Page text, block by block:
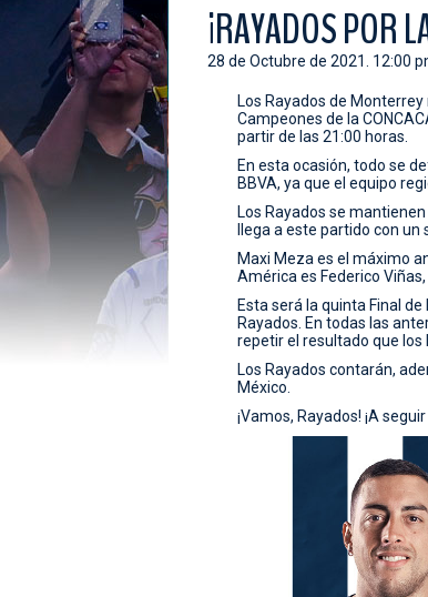
¡RAYADOS POR
28 de Octubre de 2021. 12:00
Los Rayados de
Campeones de la
partir de las 21:00 horas.
En esta ocasión, todo se
BBVA, ya que el equipo
Los Rayados se
llega a este partido con
Maxi Meza es el máximo
América es Federico Viñas,
Esta será la quinta Final
Rayados. En todas las
repetir el resultado que los
Los Rayados contarán,
México.
¡Vamos, Rayados! ¡A